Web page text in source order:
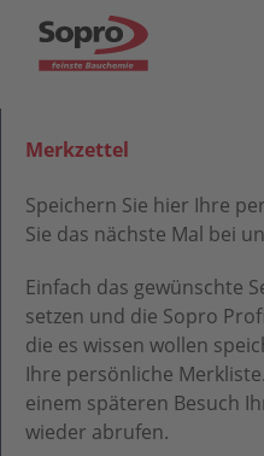
Merkzettel
Speichern Sie hier Ihre
Sie das nächste Mal bei
Einfach das gewünschte
setzen und die Sopro
die es wissen wollen
Ihre persönliche
einem späteren Besuch
wieder abrufen.